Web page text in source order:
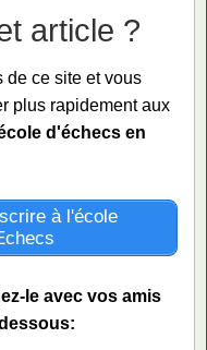
article ?
de ce site et vous
plus rapidement aux
d'échecs en
à l'école
le avec vos amis